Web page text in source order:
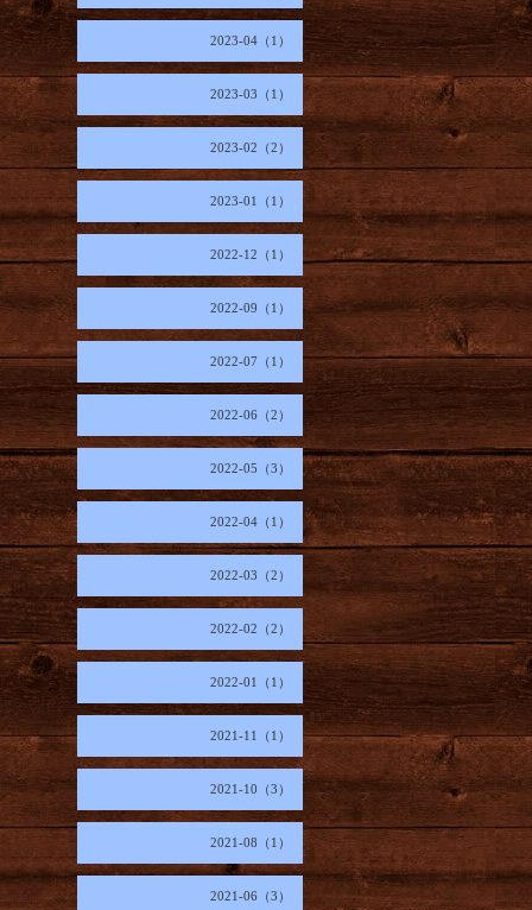
2023-04（1）
2023-03（1）
2023-02（2）
2023-01（1）
2022-12（1）
2022-09（1）
2022-07（1）
2022-06（2）
2022-05（3）
2022-04（1）
2022-03（2）
2022-02（2）
2022-01（1）
2021-11（1）
2021-10（3）
2021-08（1）
2021-06（3）